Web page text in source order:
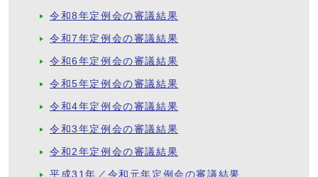
令和8年定例会の審議結果
令和7年定例会の審議結果
令和6年定例会の審議結果
令和5年定例会の審議結果
令和4年定例会の審議結果
令和3年定例会の審議結果
令和2年定例会の審議結果
平成31年／令和元年定例会の審議結果